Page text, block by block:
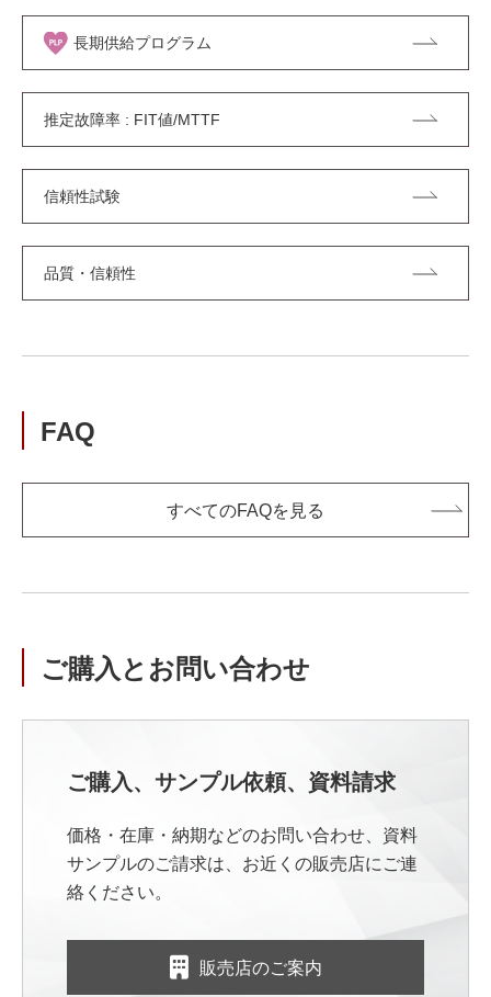
長期供給プログラム
推定故障率 : FIT値/MTTF
信頼性試験
品質・信頼性
FAQ
すべてのFAQを見る
ご購入とお問い合わせ
ご購入、サンプル依頼、資料請求
価格・在庫・納期などのお問い合わせ、資料
サンプルのご請求は、お近くの販売店にご連
絡ください。
販売店のご案内